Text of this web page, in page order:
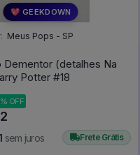
💖 GEEKDOWN
Meus Pops - SP
Dementor (detalhes Na
Caixa) - Harry Potter #18
OFF
sem juros Frete Grátis